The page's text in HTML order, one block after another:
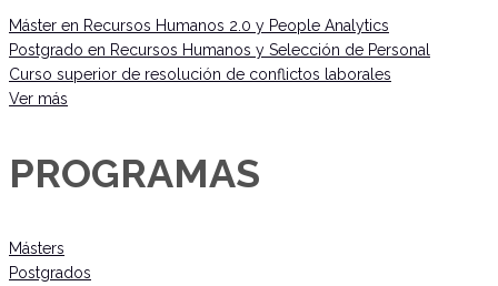
Máster en Recursos Humanos 2.0 y People Analytics
Postgrado en Recursos Humanos y Selección de Personal
Curso superior de resolución de conflictos laborales
Ver más
PROGRAMAS
Másters
Postgrados